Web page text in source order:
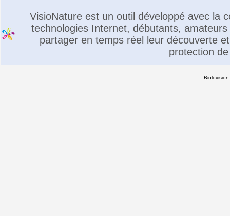
VisioNature est un outil développé avec la
technologies Internet, débutants,
partager en temps réel leur découverte
protection
Biolovision